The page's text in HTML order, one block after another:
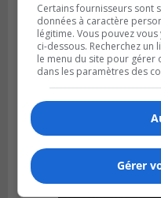
LONGUEUIL
Publié le 5 août 2026 à 08h38
Les Ducs
dans un match
Certains fournisseurs sont
données à caractère
légitime. Vous pouvez
ci-dessous. Recherchez un
le menu du site pour
dans les paramètres des
Gérer